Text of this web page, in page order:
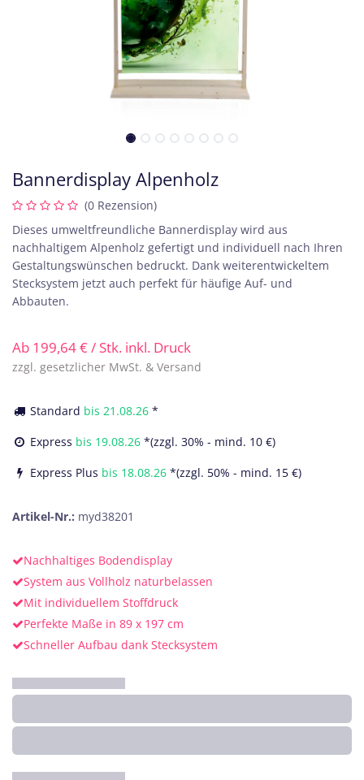
Bannerdisplay Alpenholz
(0 Rezension)
Dieses umweltfreundliche Bannerdisplay wird aus
nachhaltigem Alpenholz gefertigt und individuell nach Ihren
Gestaltungswünschen bedruckt. Dank weiterentwickeltem
Stecksystem jetzt auch perfekt für häufige Auf- und
Abbauten.
Ab 199,64€/ Stk. inkl. Druck
zzgl. gesetzlicher MwSt. & Versand
Standard bis 21.08.26 *
Express bis 19.08.26 *(zzgl. 30% - mind. 10 €)
Express Plus bis 18.08.26 *(zzgl. 50% - mind. 15 €)
Artikel-Nr.: myd38201
Nachhaltiges Bodendisplay
System aus Vollholz naturbelassen
Mit individuellem Stoffdruck
Perfekte Maße in 89 x 197 cm
Schneller Aufbau dank Stecksystem